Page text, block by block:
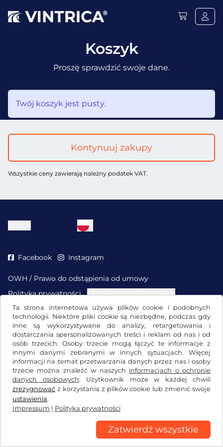
Ta strona internetowa używa plików cookie i podobnych
technologii. Niektóre pliki cookie są niezbędne, podczas gdy
inne są wykorzystywane do analizy, retargetowania i
dostarczania spersonalizowanych treści i reklam od nas i od
osób trzecich. Osoby trzecie mogą łączyć te informacje z
innymi danymi zebranymi w innych sytuacjach. Więcej
informacji na temat przetwarzania danych przez nas i osoby
trzecie można znaleźć w naszych informacjach o ochronie
danych osobowych. Użytkownik może w każdej chwili
zrezygnować z korzystania z plików cookie lub zmienić swoje
ustawienia.
Impressum | Polityka prywatności
Zatwierdź wszystkie
Koszyk
Proszę sprawdzić swoje dane.
Twój koszyk jest pusty.
Kontynuuj zakupy
Wszystkie ceny zawierają należny podatek VAT.
Facebook Instagram
OWH / Prawo do odstąpienia od umowy
Polityka prywatności
Ustawienia plików cookie
Impressum